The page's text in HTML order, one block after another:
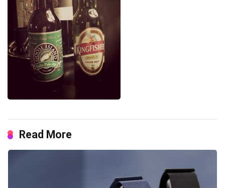
Read More